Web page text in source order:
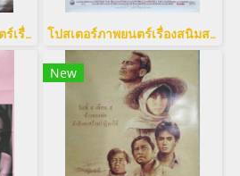
❌Sold❌โปสเตอร์ภาพยนตร์เรื่องฟ้าทะลายโจร โปสเตอร์ภาพยนตร์เรื่องสนิมสร้อย
New